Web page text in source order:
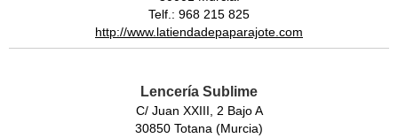
Telf.: 968 215 825
http://www.latiendadepaparajote.com
Lencería Sublime
C/ Juan XXIII, 2 Bajo A
30850 Totana (Murcia)